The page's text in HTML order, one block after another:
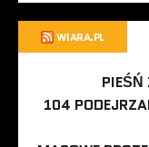
WIARA.PL
PIEŚŃ
104